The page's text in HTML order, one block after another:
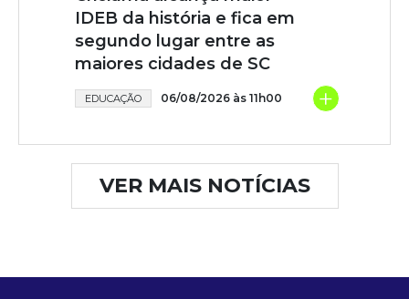
IDEB da história e fica em
segundo lugar entre as
maiores cidades de SC
EDUCAÇÃO 06/08/2026 às 11h00 +
VER MAIS NOTÍCIAS